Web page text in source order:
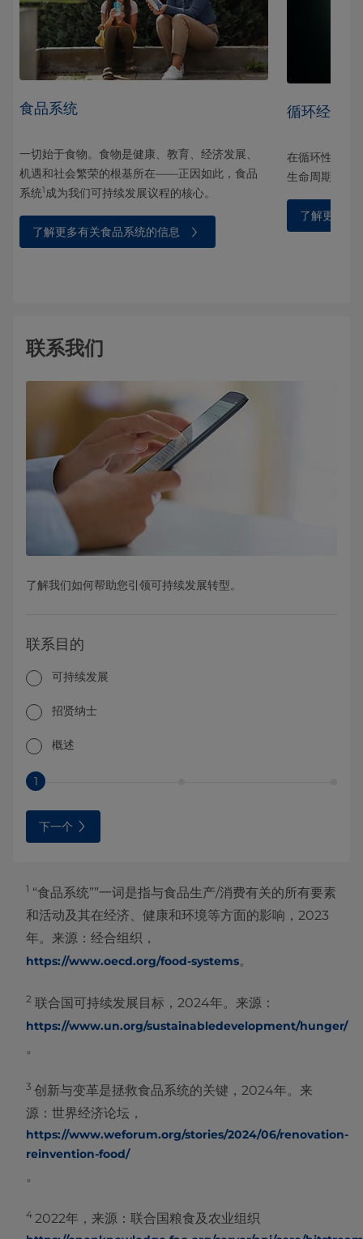
食品系统
一切始于食物。食物是健康、教育、经济发展、
机遇和社会繁荣的根基所在——正因如此，食品
系统1成为我们可持续发展议程的核心。
了解更多有关食品系统的信息
循环经济
在循环性方面
生命周期结束
了解更多有
联系我们
了解我们如何帮助您引领可持续发展转型。
联系目的
可持续发展
招贤纳士
概述
1
下一个
1 “食品系统””一词是指与食品生产/消费有关的所有要素
和活动及其在经济、健康和环境等方面的影响，2023
年。来源：经合组织，
https://www.oecd.org/food-systems。
2 联合国可持续发展目标，2024年。来源：
https://www.un.org/sustainabledevelopment/hunger/
。
3 创新与变革是拯救食品系统的关键，2024年。来
源：世界经济论坛，
https://www.weforum.org/stories/2024/06/renovation-
reinvention-food/
。
4 2022年，来源：联合国粮食及农业组织